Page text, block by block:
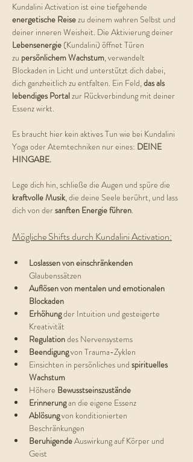
Kundalini Activation ist eine tiefgehende
energetische Reise zu deinem wahren Selbst und
deiner inneren Weisheit. Die Aktivierung deiner
Lebensenergie (Kundalini) öffnet Türen
zu persönlichem Wachstum, verwandelt
Blockaden in Licht und unterstützt dich dabei,
dich ganzheitlich zu entfalten. Ein Feld, das als
lebendiges Portal zur Rückverbindung mit deiner
Essenz wirkt.
Es braucht hier kein aktives Tun wie bei Kundalini
Yoga oder Atemtechniken nur eines: DEINE
HINGABE.
Lege dich hin, schließe die Augen und spüre die
kraftvolle Musik, die deine Seele berührt, und lass
dich von der sanften Energie führen.
Mögliche Shifts durch Kundalini Activation:
Loslassen von einschränkenden
Glaubenssätzen
Auflösen von mentalen und emotionalen
Blockaden
Erhöhung der Intuition und gesteigerte
Kreativität
Regulation des Nervensystems
Beendigung von Trauma-Zyklen
Einsichten in persönliches und spirituelles
Wachstum
Höhere Bewusstseinszustände
Erinnerung an die eigene Essenz
Ablösung von konditionierten
Beschränkungen
Beruhigende Auswirkung auf Körper und
Geist